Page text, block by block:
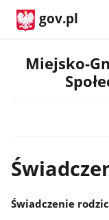
gov.pl
Miejsko-
Świadczenie